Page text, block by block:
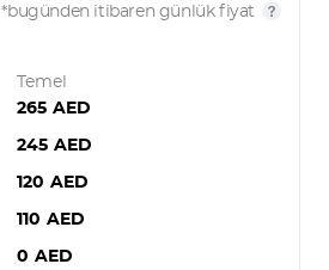
*bugünden itibaren günlük fiyat
Temel
265 AED
245 AED
120 AED
110 AED
0 AED